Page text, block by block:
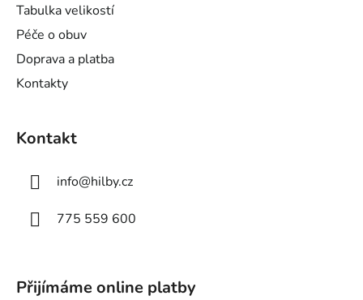
Tabulka velikostí
Péče o obuv
Doprava a platba
Kontakty
Kontakt
info@hilby.cz
775 559 600
Přijímáme online platby